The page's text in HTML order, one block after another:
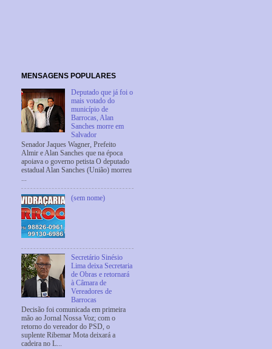
MENSAGENS POPULARES
Deputado que já foi o
mais votado do
município de
Barrocas, Alan
Sanches morre em
Salvador
Senador Jaques Wagner, Prefeito
Almir e Alan Sanches que na época
apoiava o governo petista O deputado
estadual Alan Sanches (União) morreu
...
(sem nome)
Secretário Sinésio
Lima deixa Secretaria
de Obras e retornará
à Câmara de
Vereadores de
Barrocas
Decisão foi comunicada em primeira
mão ao Jornal Nossa Voz; com o
retorno do vereador do PSD, o
suplente Ribemar Mota deixará a
cadeira no L...